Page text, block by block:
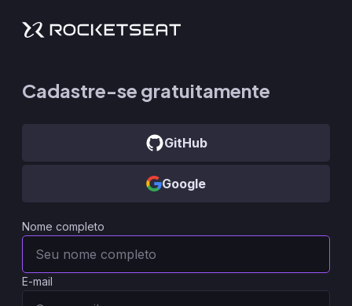
Cadastre-se gratuitamente
GitHub
Google
Nome completo
E-mail